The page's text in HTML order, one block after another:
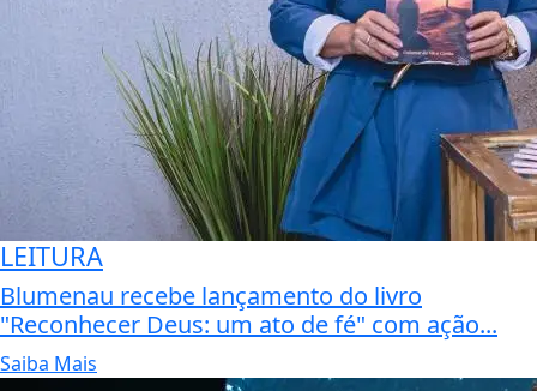
LEITURA
Blumenau recebe lançamento do livro
"Reconhecer Deus: um ato de fé" com ação...
Saiba Mais